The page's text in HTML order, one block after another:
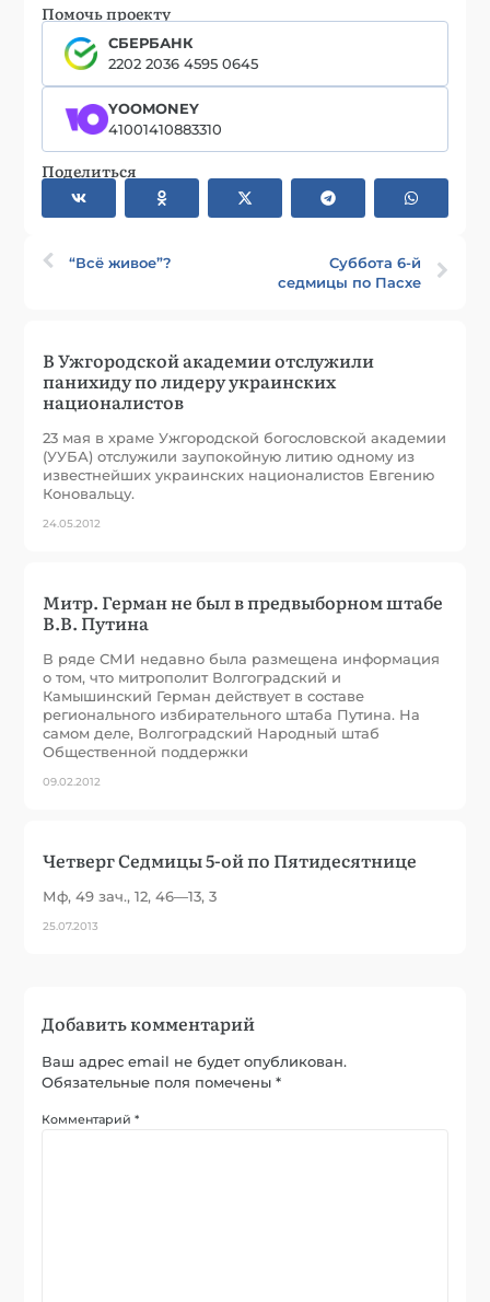
Помочь проекту
СБЕРБАНК
2202 2036 4595 0645
YOOMONEY
41001410883310
Поделиться
“Всё живое”?
Суббота 6-й
седмицы по Пасхе
В Ужгородской академии отслужили
панихиду по лидеру украинских
националистов
23 мая в храме Ужгородской богословской академии
(УУБА) отслужили заупокойную литию одному из
известнейших украинских националистов Евгению
Коновальцу.
24.05.2012
Митр. Герман не был в предвыборном штабе
В.В. Путина
В ряде СМИ недавно была размещена информация
о том, что митрополит Волгоградский и
Камышинский Герман действует в составе
регионального избирательного штаба Путина. На
самом деле, Волгоградский Народный штаб
Общественной поддержки
09.02.2012
Четверг Седмицы 5-ой по Пятидесятнице
Мф, 49 зач., 12, 46—13, 3
25.07.2013
Добавить комментарий
Ваш адрес email не будет опубликован.
Обязательные поля помечены*
Комментарий*